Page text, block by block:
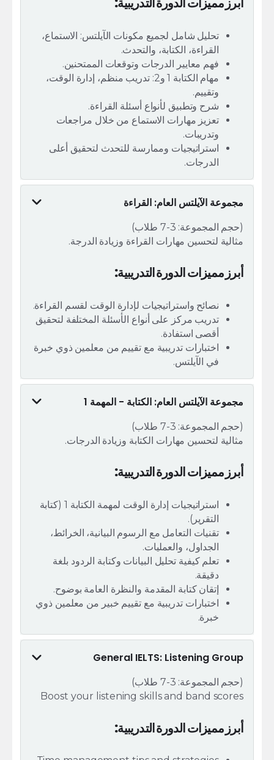
تحليل شامل لجميع مكونات الآيلتس: الاستماع،
القراءة، الكتابة، والتحدث.
فهم معايير الدرجات وتوقعات الممتحنين.
مهام الكتابة 1 و2: تدريب منظم، إدارة الوقت،
وتقييم.
شرح وتطبيق لأنواع أسئلة القراءة.
تعزيز مهارات الاستماع من خلال مراجعات
وتدريبات.
استراتيجيات وممارسة للتحدث لتحقيق أعلى
الدرجات.
مجموعة الآيلتس العام: القراءة
(حجم المجموعة: 3-7 طلاب)
مثالية لتحسين مهارات القراءة وزيادة الدرجة.
أبرز مميزات الدورة التدريبية:
نصائح واستراتيجيات لإدارة الوقت لقسم القراءة.
تدريب مركز على أنواع الأسئلة المختلفة لتحقيق
أقصى استفادة.
اختبارات تدريبية مع تقييم من معلمين ذوي خبرة
في الآيلتس.
مجموعة الآيلتس العام: الكتابة - المهمة 1
(حجم المجموعة: 3-7 طلاب)
مثالية لتحسين مهارات الكتابة وزيادة الدرجات.
أبرز مميزات الدورة التدريبية:
استراتيجيات إدارة الوقت لمهمة الكتابة 1 (كتابة
التقرير).
تقنيات التعامل مع الرسوم البيانية، الخرائط،
الجداول، والعمليات.
تعلم كيفية تحليل البيانات وكتابة الردود بلغة
دقيقة.
إتقان كتابة المقدمة والنظرة العامة بوضوح.
اختبارات تدريبية مع تقييم خبير من معلمين ذوي
خبرة.
General IELTS: Listening Group
(حجم المجموعة: 3-7 طلاب)
Boost your listening skills and band scores
أبرز مميزات الدورة التدريبية: